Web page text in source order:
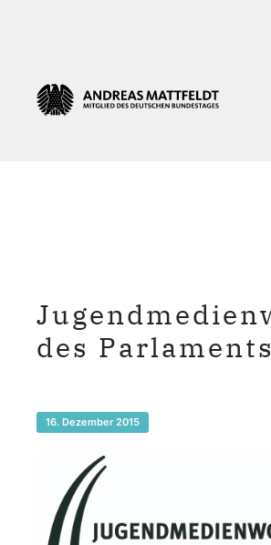
des Parlaments
16. Dezember 2015